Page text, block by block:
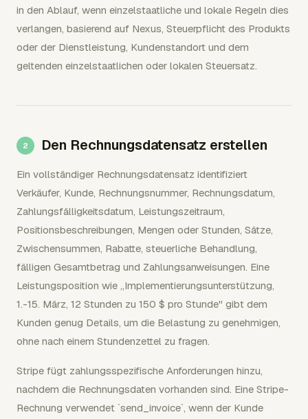
in den Ablauf, wenn einzelstaatliche und lokale Regeln dies
verlangen, basierend auf Nexus, Steuerpflicht des Produkts
oder der Dienstleistung, Kundenstandort und dem
geltenden einzelstaatlichen oder lokalen Steuersatz.
Den Rechnungsdatensatz erstellen
Ein vollständiger Rechnungsdatensatz identifiziert
Verkäufer, Kunde, Rechnungsnummer, Rechnungsdatum,
Zahlungsfälligkeitsdatum, Leistungszeitraum,
Positionsbeschreibungen, Mengen oder Stunden, Sätze,
Zwischensummen, Rabatte, steuerliche Behandlung,
fälligen Gesamtbetrag und Zahlungsanweisungen. Eine
Leistungsposition wie „Implementierungsunterstützung,
1.-15. März, 12 Stunden zu 150 $ pro Stunde" gibt dem
Kunden genug Details, um die Belastung zu genehmigen,
ohne nach einem Stundenzettel zu fragen.
Stripe fügt zahlungsspezifische Anforderungen hinzu,
nachdem die Rechnungsdaten vorhanden sind. Eine Stripe-
Rechnung verwendet `send_invoice`, wenn der Kunde